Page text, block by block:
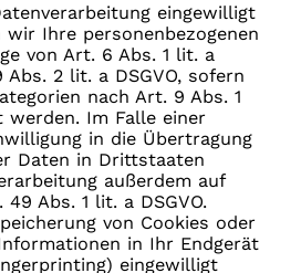
eingewilligt
wir Ihre personenbezogenen
von Art. 6 Abs. 1 lit. a
Abs. 2 lit. a DSGVO, sofern
nach Art. 9 Abs. 1
werden. Im Falle einer
in die Übertragung
Daten in Drittstaaten
außerdem auf
Abs. 1 lit. a DSGVO.
von Cookies oder
in Ihr Endgerät
eingewilligt